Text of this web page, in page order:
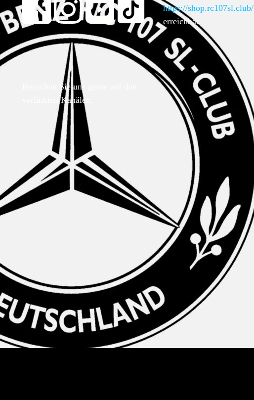
Besuchen Sie uns gerne auf den
verlinkten Kanälen.
https://shop.rc107sl.club/
erreichbar.